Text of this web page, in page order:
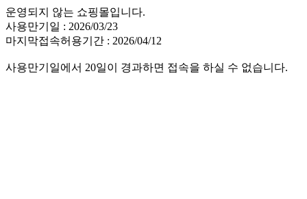
운영되지 않는 쇼핑몰입니다.
사용만기일 : 2026/03/23
마지막접속허용기간 : 2026/04/12
사용만기일에서 20일이 경과하면 접속을 하실 수 없습니다.